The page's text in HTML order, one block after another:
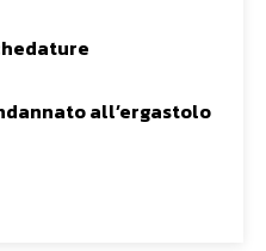
all’ergastolo